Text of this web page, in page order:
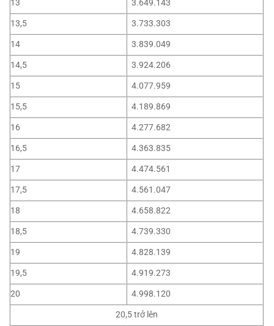
13
3.649.143
13,5
3.733.303
14
3.839.049
14,5
3.924.206
15
4.077.959
15,5
4.189.869
16
4.277.682
16,5
4.363.835
17
4.474.561
17,5
4.561.047
18
4.658.822
18,5
4.739.330
19
4.828.139
19,5
4.919.273
20
4.998.120
20,5 trở lên